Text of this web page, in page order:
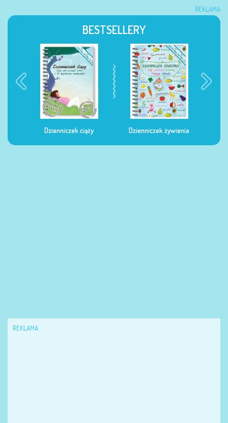
REKLAMA
BESTSELLERY
Dzienniczek ciąży Dzienniczek żywienia
REKLAMA